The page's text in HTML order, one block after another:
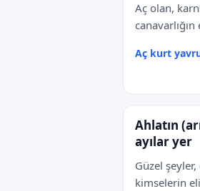
Aç olan,
Aç kurt
Ahlatın
ayılar yer
Güzel
kimselerin